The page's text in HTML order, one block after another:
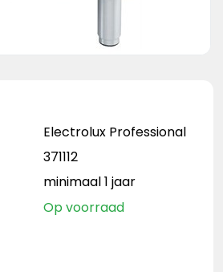
Electrolux Professional
371112
minimaal 1 jaar
Op voorraad